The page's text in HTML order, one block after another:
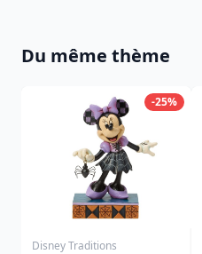
Du même thème
-25%
Disney Traditions